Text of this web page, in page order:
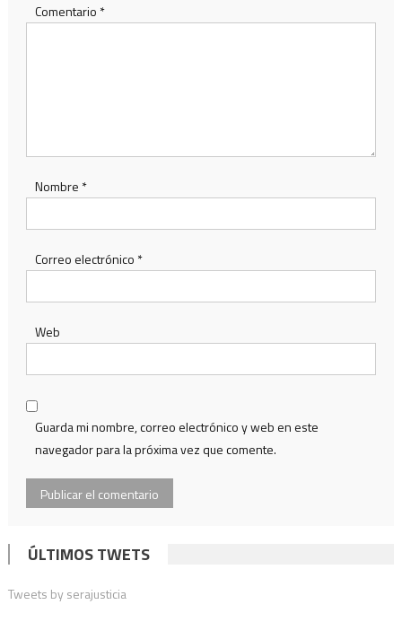
Comentario *
Nombre *
Correo electrónico *
Web
Guarda mi nombre, correo electrónico y web en este
navegador para la próxima vez que comente.
ÚLTIMOS TWETS
Tweets by serajusticia